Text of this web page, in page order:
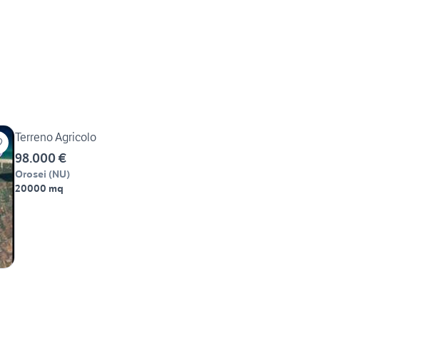
Terreno Agricolo
98.000 €
Orosei (NU)
20000 mq